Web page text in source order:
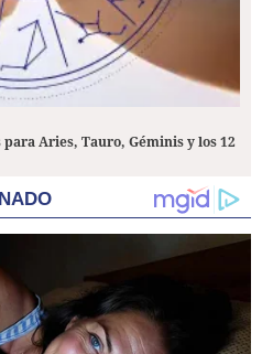
Aries, Tauro, Géminis y los 12